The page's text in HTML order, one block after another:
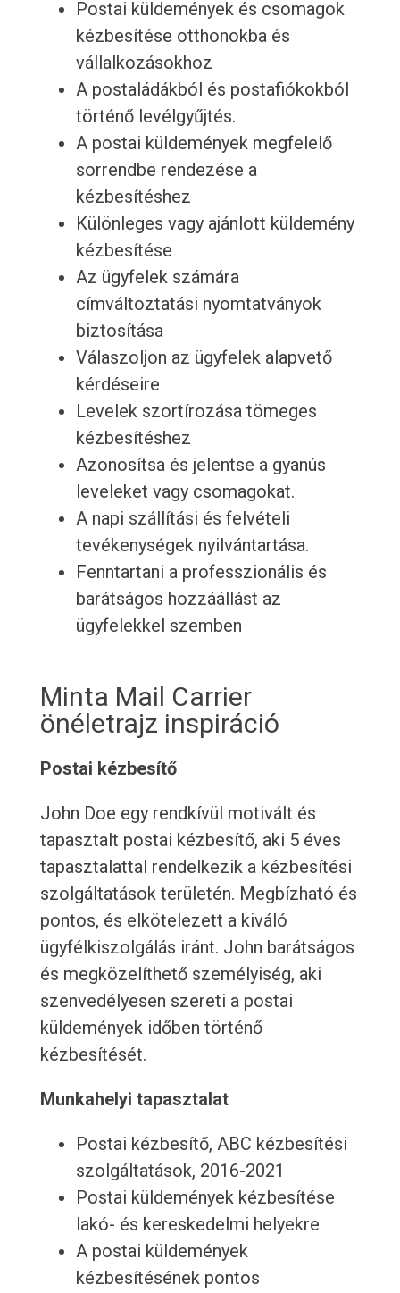
Postai küldemények és csomagok
kézbesítése otthonokba és
vállalkozásokhoz
A postaládákból és postafiókokból
történő levélgyűjtés.
A postai küldemények megfelelő
sorrendbe rendezése a
kézbesítéshez
Különleges vagy ajánlott küldemény
kézbesítése
Az ügyfelek számára
címváltoztatási nyomtatványok
biztosítása
Válaszoljon az ügyfelek alapvető
kérdéseire
Levelek szortírozása tömeges
kézbesítéshez
Azonosítsa és jelentse a gyanús
leveleket vagy csomagokat.
A napi szállítási és felvételi
tevékenységek nyilvántartása.
Fenntartani a professzionális és
barátságos hozzáállást az
ügyfelekkel szemben
Minta Mail Carrier
önéletrajz inspiráció
Postai kézbesítő
John Doe egy rendkívül motivált és
tapasztalt postai kézbesítő, aki 5 éves
tapasztalattal rendelkezik a kézbesítési
szolgáltatások területén. Megbízható és
pontos, és elkötelezett a kiváló
ügyfélkiszolgálás iránt. John barátságos
és megközelíthető személyiség, aki
szenvedélyesen szereti a postai
küldemények időben történő
kézbesítését.
Munkahelyi tapasztalat
Postai kézbesítő, ABC kézbesítési
szolgáltatások, 2016-2021
Postai küldemények kézbesítése
lakó- és kereskedelmi helyekre
A postai küldemények
kézbesítésének pontos